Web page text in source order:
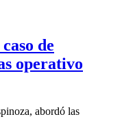
de
operativo
abordó las